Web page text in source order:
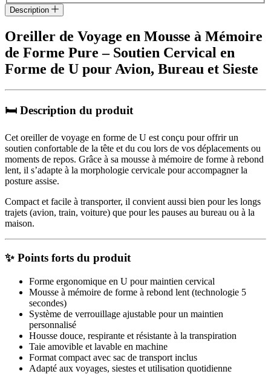
Description
Oreiller de Voyage en Mousse à Mémoire
de Forme Pure – Soutien Cervical en
Forme de U pour Avion, Bureau et Sieste
🛏️ Description du produit
Cet oreiller de voyage en forme de U est conçu pour offrir un
soutien confortable de la tête et du cou lors de vos déplacements ou
moments de repos. Grâce à sa mousse à mémoire de forme à rebond
lent, il s’adapte à la morphologie cervicale pour accompagner la
posture assise.
Compact et facile à transporter, il convient aussi bien pour les longs
trajets (avion, train, voiture) que pour les pauses au bureau ou à la
maison.
✨ Points forts du produit
Forme ergonomique en U pour maintien cervical
Mousse à mémoire de forme à rebond lent (technologie 5
secondes)
Système de verrouillage ajustable pour un maintien
personnalisé
Housse douce, respirante et résistante à la transpiration
Taie amovible et lavable en machine
Format compact avec sac de transport inclus
Adapté aux voyages, siestes et utilisation quotidienne